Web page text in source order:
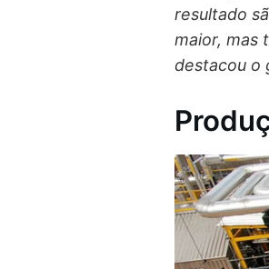
resultado
maior, mas
destacou o